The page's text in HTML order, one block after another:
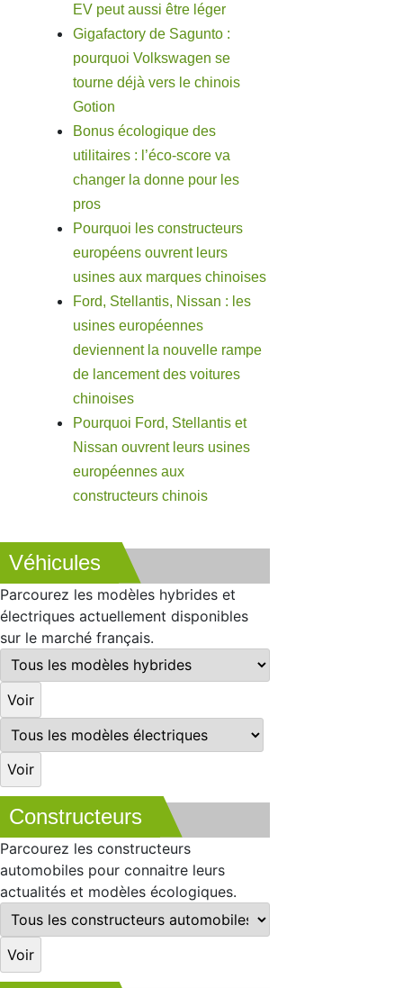
EV peut aussi être léger
Gigafactory de Sagunto :
pourquoi Volkswagen se
tourne déjà vers le chinois
Gotion
Bonus écologique des
utilitaires : l’éco-score va
changer la donne pour les
pros
Pourquoi les constructeurs
européens ouvrent leurs
usines aux marques chinoises
Ford, Stellantis, Nissan : les
usines européennes
deviennent la nouvelle rampe
de lancement des voitures
chinoises
Pourquoi Ford, Stellantis et
Nissan ouvrent leurs usines
européennes aux
constructeurs chinois
Véhicules
Parcourez les modèles hybrides et
électriques actuellement disponibles
sur le marché français.
Constructeurs
Parcourez les constructeurs
automobiles pour connaitre leurs
actualités et modèles écologiques.